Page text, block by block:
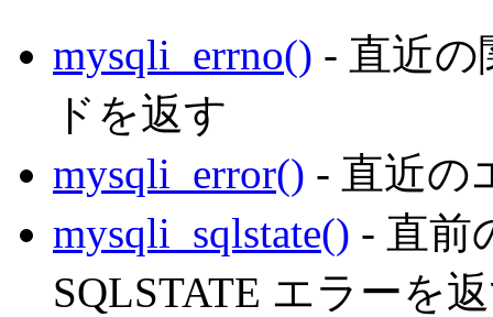
mysqli_errno() - 直近
ドを返す
mysqli_error() - 直近の
mysqli_sqlstate() - 直前
SQLSTATE エラーを